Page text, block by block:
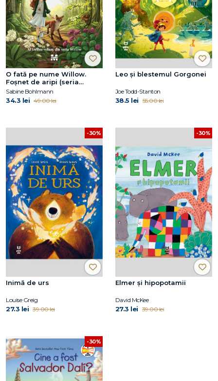
O fată pe nume Willow.
Foșnet de aripi (seria
Willow, vol.3)
Sabine Bohlmann
34.3 lei 49.00 lei
Leo și blestemul Gorgonei
Joe Todd-Stanton
38.5 lei 55.00 lei
-30%
Inimă de urs
Louise Greig
27.3 lei 39.00 lei
-30%
Elmer și hipopotamii
David McKee
27.3 lei 39.00 lei
-30%